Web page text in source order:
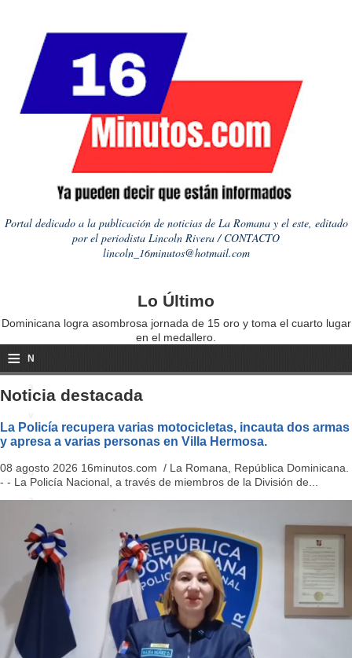
Portal dedicado a la publicación de noticias de La Romana y el este, editado
por el periodista Lincoln Rivera / CONTACTO
lincoln_16minutos@hotmail.com
Lo Último
Dominicana logra asombrosa jornada de 15 oro y toma el cuarto lugar
en el medallero.
≡ N
a
i
g
a
o
n
Noticia destacada
La Policía recupera varias motocicletas, incauta dos armas
y apresa a varias personas en Villa Hermosa.
08 agosto 2026 16minutos.com / La Romana, República Dominicana.
- - La Policía Nacional, a través de miembros de la División de...